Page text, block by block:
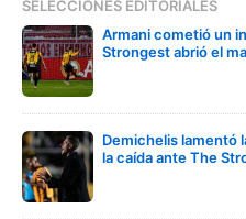
SELECCIONES EDITORIALES
Armani cometió un
Strongest abrió el
Demichelis lamentó
la caída ante The